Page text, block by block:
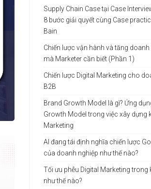
Supply Chain Case tại Case
8 bước giải quyết cùng Case
Bain
Chiến lược vận hành và tăng
mà Marketer cần biết (Phần 1)
Chiến lược Digital Marketing cho
B2B
Brand Growth Model là gì? Ứng
Growth Model trong việc xây dựng
Marketing
AI đang tái định nghĩa chiến lược
của doanh nghiệp như thế nào?
Tối ưu phễu Digital Marketing trong
như thế nào?